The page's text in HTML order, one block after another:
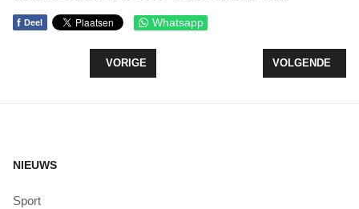
f Deel Whatsapp
VORIG ARTIKEL: CULTUURFONDS FLEVOLAND
VORIGE VOLGENDE
VOLGENDE
NIEUWS
Sport